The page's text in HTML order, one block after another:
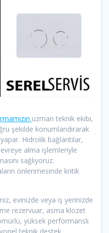
uzman teknik ekibi,
şekilde konumlandırarak
Hidrolik bağlantılar,
alma işlemleriyle
sağlıyoruz.
önlenmesinde kritik
evinizde veya iş yerinizde
rezervuar, asma klozet
yüksek performanslı
teknik destek